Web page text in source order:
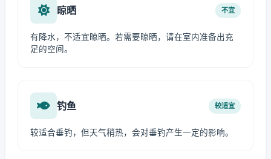
晾晒 不宜
有降水，不适宜晾晒。若需要晾晒，请在室内准备出充
足的空间。
钓鱼 较适宜
较适合垂钓，但天气稍热，会对垂钓产生一定的影响。